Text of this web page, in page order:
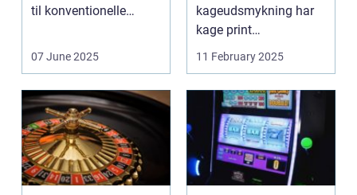
til konventionelle
07 June 2025
kageudsmykning har
kage print
revolutioneret måden,
11 February 2025